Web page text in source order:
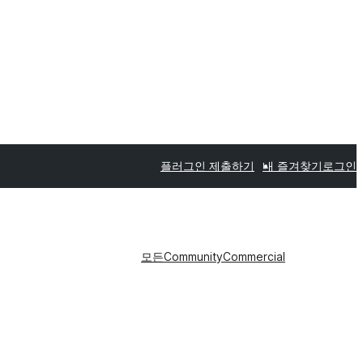
플러그인 제출하기 내 즐겨찾기 로그인
모든CommunityCommercial